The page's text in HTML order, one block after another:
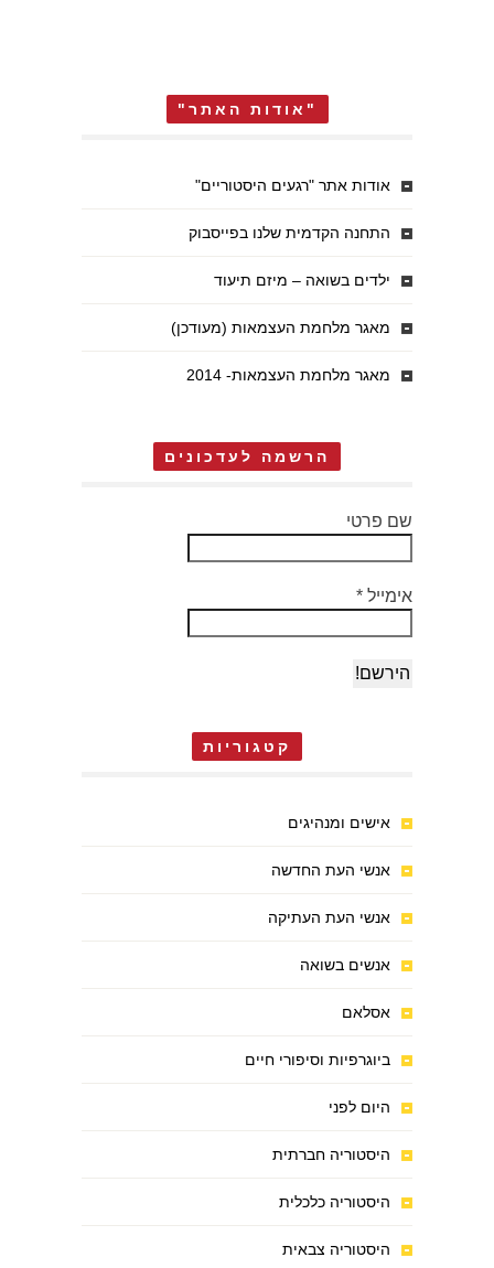
"אודות האתר"
אודות אתר "רגעים היסטוריים"
התחנה הקדמית שלנו בפייסבוק
ילדים בשואה – מיזם תיעוד
מאגר מלחמת העצמאות (מעודכן)
מאגר מלחמת העצמאות- 2014
הרשמה לעדכונים
שם פרטי
אימייל *
קטגוריות
אישים ומנהיגים
אנשי העת החדשה
אנשי העת העתיקה
אנשים בשואה
אסלאם
ביוגרפיות וסיפורי חיים
היום לפני
היסטוריה חברתית
היסטוריה כלכלית
היסטוריה צבאית